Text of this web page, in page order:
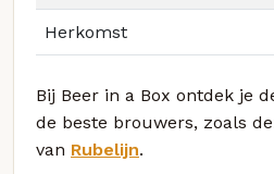
Herkomst
Bij Beer in a Box ontdek je
de beste brouwers, zoals
van Rubelijn.